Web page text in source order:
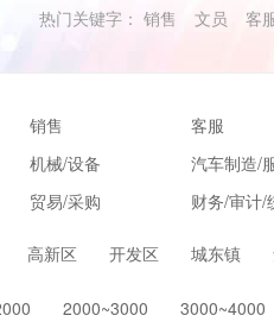
热门关键字： 销售 文员 客
销售
客服
机械/设备
汽车制造/
贸易/采购
财务/审计/
金融/证券/投资
保险
高新区 开发区 城东镇
2000~3000 3000~4000